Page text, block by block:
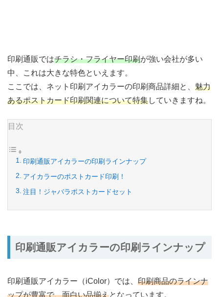
印刷通販ではチラシ・フライヤー印刷が強い会社が多い
中、これは大きな特色といえます。
ここでは、ネット印刷アイカラーの印刷商品詳細と、 魅力
あるポストカード印刷関連について特集していきますね。
目次
印刷通販アイカラーの印刷ラインナップ
アイカラーのポストカード印刷！
注目！ジャバラポストカードセット
印刷通販アイカラーの印刷ラインナップ
印刷通販アイカラー（iColor）では、 印刷商品のラインナ
ップが豊富で、面白い品揃えとなっています。